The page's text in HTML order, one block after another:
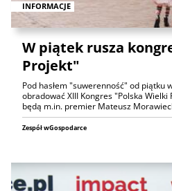
INFORMACJE
W piątek rusza
Projekt"
Pod hasłem "suwerenność" od piątku
obradować XIII Kongres "Polska
będą m.in. premier Mateusz
Zespół wGospodarce